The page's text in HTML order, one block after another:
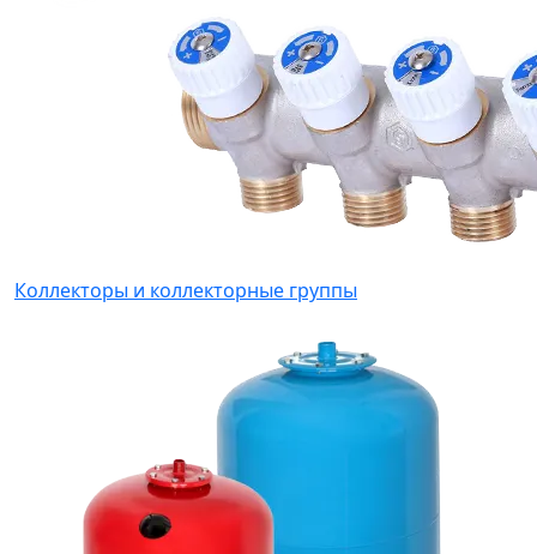
Коллекторы и коллекторные группы